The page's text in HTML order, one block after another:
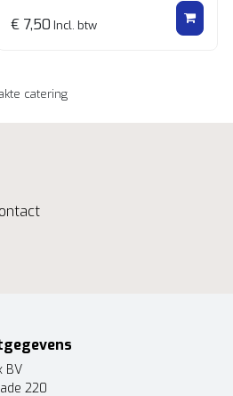
€ 7,50 Incl. btw
catering
BV
220